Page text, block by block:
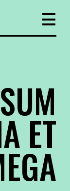
ET